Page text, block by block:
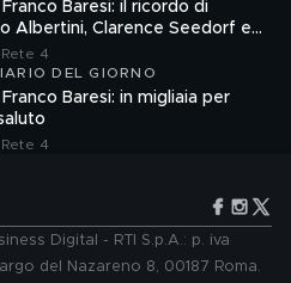
Baresi: il ricordo di
Albertini, Clarence Seedorf e
4
DEL GIORNO
Baresi: in migliaia per
4
Digital - RTI S.p.A.: p. iva
del Nazareno 8, 00187 Roma.